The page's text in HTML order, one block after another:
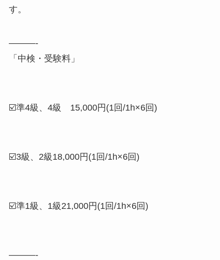
す。
———-
「中検・受験料」
☑️準4級、4級 15,000円(1回/1h×6回)
☑️3級、2級18,000円(1回/1h×6回)
☑️準1級、1級21,000円(1回/1h×6回)
———-